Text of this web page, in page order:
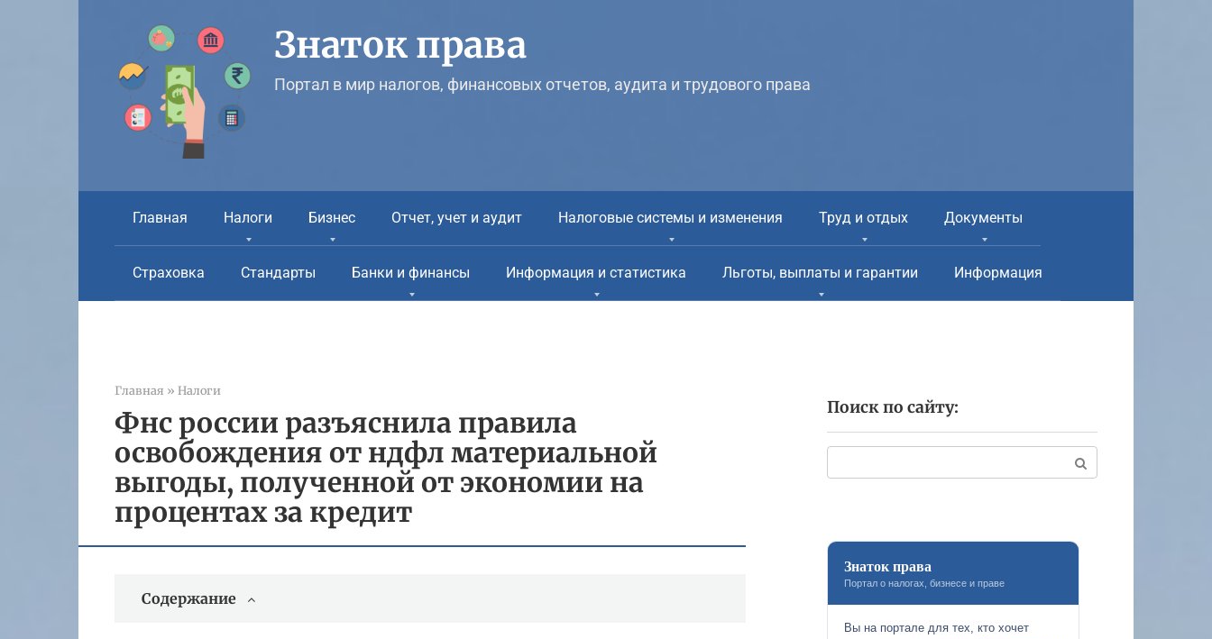
Знаток права
Портал в мир налогов, финансовых отчетов, аудита и трудового права
Главная Налоги Бизнес Отчет, учет и аудит Налоговые системы и изменения Труд и отдых Документы
Страховка Стандарты Банки и финансы Информация и статистика Льготы, выплаты и гарантии Информация
Главная » Налоги
Фнс россии разъяснила правила
освобождения от ндфл материальной
выгоды, полученной от экономии на
процентах за кредит
Содержание
Поиск по сайту:
Знаток права
Портал о налогах, бизнесе и праве
Вы на портале для тех, кто хочет